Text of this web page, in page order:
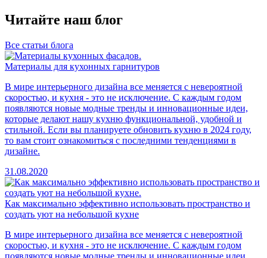
Читайте наш блог
Все статьи блога
Материалы для кухонных гарнитуров
В мире интерьерного дизайна все меняется с невероятной
скоростью, и кухня - это не исключение. С каждым годом
появляются новые модные тренды и инновационные идеи,
которые делают нашу кухню функциональной, удобной и
стильной. Если вы планируете обновить кухню в 2024 году,
то вам стоит ознакомиться с последними тенденциями в
дизайне.
31.08.2020
Как максимально эффективно использовать пространство и
создать уют на небольшой кухне
В мире интерьерного дизайна все меняется с невероятной
скоростью, и кухня - это не исключение. С каждым годом
появляются новые модные тренды и инновационные идеи,